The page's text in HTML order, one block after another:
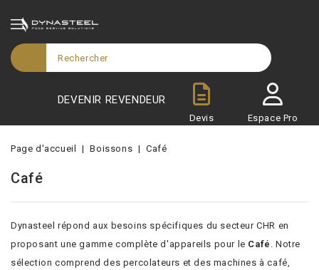
Espace Pro
Devis
DEVENIR REVENDEUR
Page d'accueil Boissons Café
Café
Dynasteel répond aux besoins spécifiques du secteur CHR en
proposant une gamme complète d'appareils pour le Café . Notre
sélection comprend des percolateurs et des machines à café,